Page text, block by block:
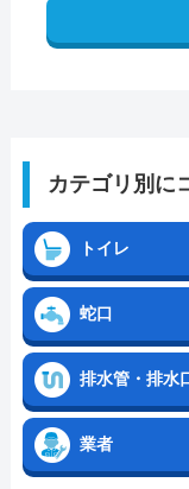
カテゴリ別に
トイレ
蛇口
排水管・排水
業者